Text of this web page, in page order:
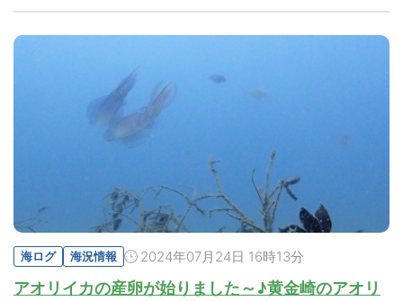
海ログ 海況情報 2024年07月24日 16時13分
アオリイカの産卵が始りました～♪黄金崎のアオリ